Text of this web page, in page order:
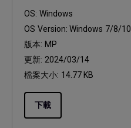
OS: Windows
OS Version: Windows 7/8/10
版本: MP
更新: 2024/03/14
檔案大小: 14.77 KB
下載